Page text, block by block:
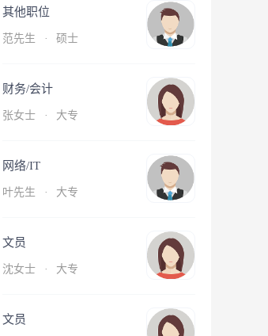
其他职位
范先生 · 硕士
财务/会计
张女士 · 大专
网络/IT
叶先生 · 大专
文员
沈女士 · 大专
文员